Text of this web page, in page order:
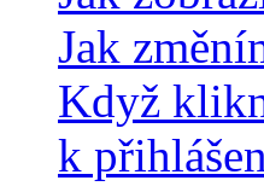
Jak
Když
k